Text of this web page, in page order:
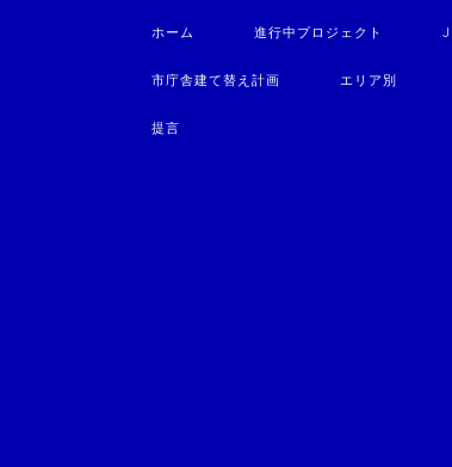
ホーム 進行中プロジェクト
市庁舎建て替え計画 エリア別
提言